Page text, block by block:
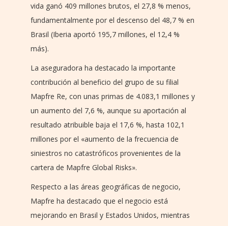
vida ganó 409 millones brutos, el 27,8 % menos,
fundamentalmente por el descenso del 48,7 % en
Brasil (Iberia aportó 195,7 millones, el 12,4 %
más).
La aseguradora ha destacado la importante
contribución al beneficio del grupo de su filial
Mapfre Re, con unas primas de 4.083,1 millones y
un aumento del 7,6 %, aunque su aportación al
resultado atribuible baja el 17,6 %, hasta 102,1
millones por el «aumento de la frecuencia de
siniestros no catastróficos provenientes de la
cartera de Mapfre Global Risks».
Respecto a las áreas geográficas de negocio,
Mapfre ha destacado que el negocio está
mejorando en Brasil y Estados Unidos, mientras